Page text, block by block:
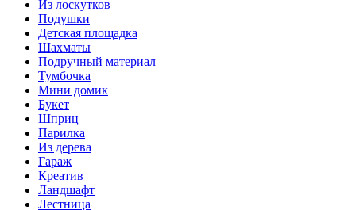
Из лоскутков
Подушки
Детская площадка
Шахматы
Подручный материал
Тумбочка
Мини домик
Букет
Шприц
Парилка
Из дерева
Гараж
Креатив
Ландшафт
Лестница